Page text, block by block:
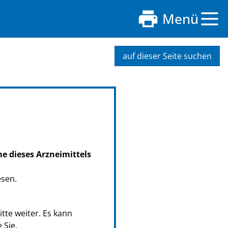
Menü
auf dieser Seite suchen
dieses Arzneimittels
weiter. Es kann
Sie.